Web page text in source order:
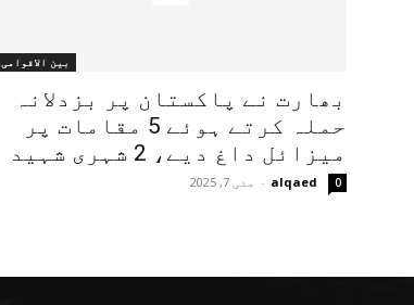
بین الاقوامی
بھارت نے پاکستان پر بزدلانہ
حملہ کرتے ہوئے 5 مقامات پر
میزائل داغ دیے، 2 شہری شہید
alqaed
- مئی 7, 2025 0